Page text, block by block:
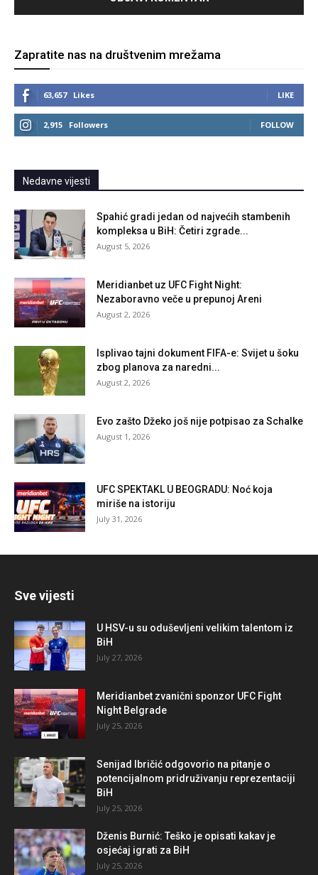
Zapratite nas na društvenim mrežama
63,657 Likes LIKE
2,915 Followers FOLLOW
Nedavne vijesti
Spahić gradi jedan od najvećih stambenih
kompleksa u BiH: Četiri zgrade...
August 5, 2026
Meridianbet uz UFC Fight Night:
Nezaboravno veče u prepunoj Areni
August 2, 2026
Isplivao tajni dokument FIFA-e: Svijet u šoku
zbog planova za naredni...
August 2, 2026
Evo zašto Džeko još nije potpisao za Schalke
August 1, 2026
UFC SPEKTAKL U BEOGRADU: Noć koja
miriše na istoriju
July 31, 2026
Sve vijesti
U HSV-u su oduševljeni velikim talentom iz
BiH
July 27, 2026
Meridianbet zvanični sponzor UFC Fight
Night Belgrade
July 25, 2026
Senijad Ibričić odgovorio na pitanje o
potencijalnom pridruživanju reprezentaciji
BiH
July 25, 2026
Dženis Burnić: Teško je opisati kakav je
osjećaj igrati za BiH
July 25, 2026